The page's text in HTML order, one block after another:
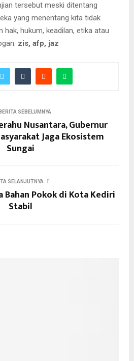
tersebut meski ditentang
yang menentang kita tidak
hak, hukum, keadilan, etika atau
zis, afp, jaz
BERITA SEBELUMNYA
Nusantara, Gubernur
Jaga Ekosistem
Sungai
SELANJUTNYA
Bahan Pokok di Kota Kediri
Stabil